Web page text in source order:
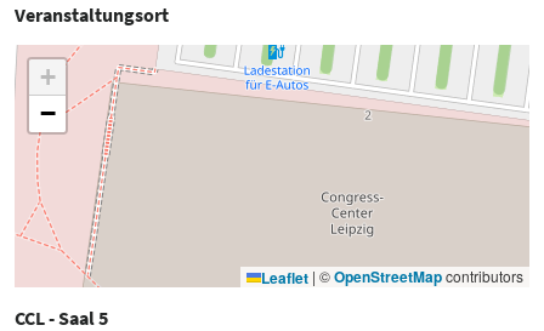
Veranstaltungsort
+
−
Leaflet | ©OpenStreetMapcontributors
CCL - Saal 5